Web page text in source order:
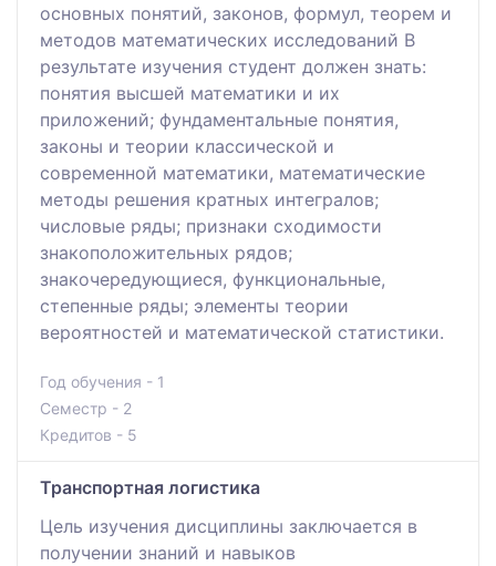
основных понятий, законов, формул, теорем и
методов математических исследований В
результате изучения студент должен знать:
понятия высшей математики и их
приложений; фундаментальные понятия,
законы и теории классической и
современной математики, математические
методы решения кратных интегралов;
числовые ряды; признаки сходимости
знакоположительных рядов;
знакочередующиеся, функциональные,
степенные ряды; элементы теории
вероятностей и математической статистики.
Год обучения - 1
Семестр - 2
Кредитов - 5
Транспортная логистика
Цель изучения дисциплины заключается в
получении знаний и навыков